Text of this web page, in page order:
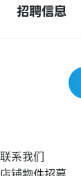
招聘信息
联系我们